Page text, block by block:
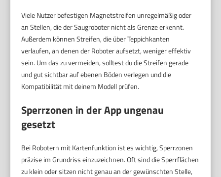
Viele Nutzer befestigen Magnetstreifen unregelmäßig oder
an Stellen, die der Saugroboter nicht als Grenze erkennt.
Außerdem können Streifen, die über Teppichkanten
verlaufen, an denen der Roboter aufsetzt, weniger effektiv
sein. Um das zu vermeiden, solltest du die Streifen gerade
und gut sichtbar auf ebenen Böden verlegen und die
Kompatibilität mit deinem Modell prüfen.
Sperrzonen in der App ungenau
gesetzt
Bei Robotern mit Kartenfunktion ist es wichtig, Sperrzonen
präzise im Grundriss einzuzeichnen. Oft sind die Sperrflächen
zu klein oder sitzen nicht genau an der gewünschten Stelle,